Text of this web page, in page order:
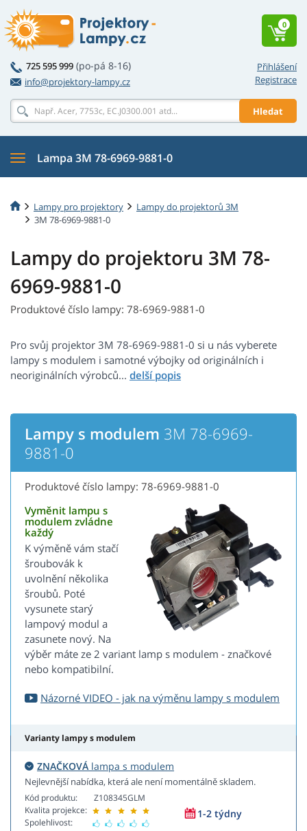
Přihlášení
Registrace
725 595 999 (po-pá 8-16)
info@projektory-lampy.cz
Hledat
0
Lampa 3M 78-6969-9881-0
Lampy pro projektory
Lampy do projektorů 3M
3M 78-6969-9881-0
Lampy do projektoru 3M 78-
6969-9881-0
Produktové číslo lampy: 78-6969-9881-0
Pro svůj projektor 3M 78-6969-9881-0 si u nás vyberete
lampy s modulem i samotné výbojky od originálních i
neoriginálních výrobců...
Lampy s modulem 3M 78-6969-
9881-0
Produktové číslo lampy: 78-6969-9881-0
Vyměnit lampu s
modulem zvládne
každý
K výměně vám stačí
šroubovák k
uvolnění několika
šroubů. Poté
vysunete starý
lampový modul a
zasunete nový. Na
výběr máte ze 2 variant lamp s modulem - značkové
nebo kompatibilní.
Názorné VIDEO - jak na výměnu lampy s modulem
Varianty lampy s modulem
ZNAČKOVÁ lampa s modulem
Nejlevnější nabídka, která ale není momentálně skladem.
Kód produktu:
Kvalita projekce:
Spolehlivost:
Z108345GLM
1-2 týdny